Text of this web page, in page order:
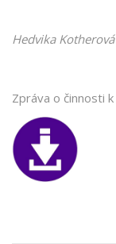
Hedvika Kotherová
Zpráva o činnosti